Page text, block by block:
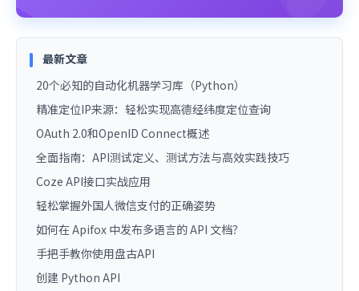
最新文章
20个必知的自动化机器学习库（Python）
精准定位IP来源：轻松实现高德经纬度定位查询
OAuth 2.0和OpenID Connect概述
全面指南：API测试定义、测试方法与高效实践技巧
Coze API接口实战应用
轻松掌握外国人微信支付的正确姿势
如何在 Apifox 中发布多语言的 API 文档？
手把手教你使用盘古API
创建 Python API